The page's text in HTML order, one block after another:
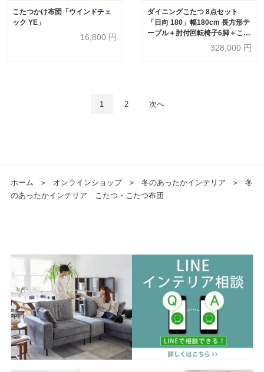
こたつかけ布団「ウインドチェ
ック YE」
16,800 円
ダイニングこたつ 8点セット
「日向 180」幅180cm 長方形テ
ーブル＋肘付回転椅子6脚＋こた
328,000 円
1 2 次へ
ホーム ＞ オンラインショップ ＞ 冬のあったかインテリア ＞
冬
のあったかインテリア こたつ・こたつ布団